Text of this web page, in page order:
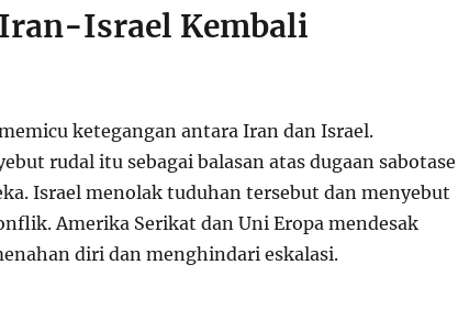
Israel Kembali
ketegangan antara Iran dan Israel.
rudal itu sebagai balasan atas dugaan sabotase
Israel menolak tuduhan tersebut dan menyebut
Amerika Serikat dan Uni Eropa mendesak
diri dan menghindari eskalasi.